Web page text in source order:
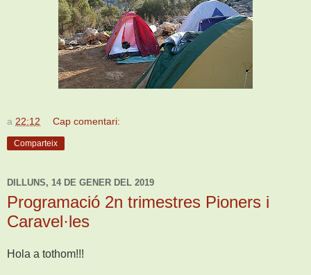
a 22:12 Cap comentari:
Comparteix
DILLUNS, 14 DE GENER DEL 2019
Programació 2n trimestres Pioners i
Caravel·les
Hola a tothom!!!